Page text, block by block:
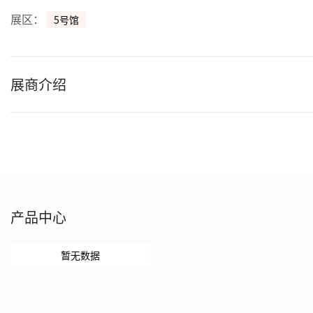
展区： 5号馆
展商介绍
产品中心
暂无数据